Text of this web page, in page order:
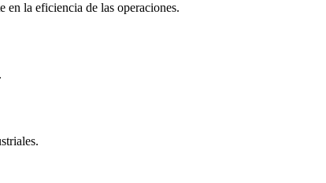
la eficiencia de las operaciones.